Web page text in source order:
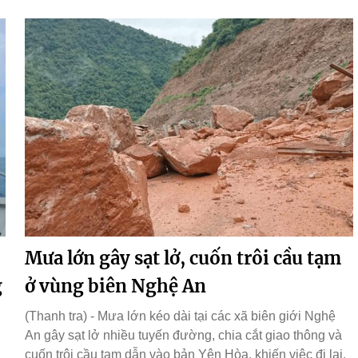
Mưa lớn gây sạt lở, cuốn trôi cầu tạm
ở vùng biên Nghệ An
(Thanh tra) - Mưa lớn kéo dài tại các xã biên giới Nghệ
An gây sạt lở nhiều tuyến đường, chia cắt giao thông và
cuốn trôi cầu tạm dẫn vào bản Yên Hòa, khiến việc đi lại,